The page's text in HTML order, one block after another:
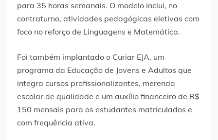
para 35 horas semanais. O modelo inclui, no
contraturno, atividades pedagógicas eletivas com
foco no reforço de Linguagens e Matemática.
Foi também implantado o Curiar EJA, um
programa da Educação de Jovens e Adultos que
integra cursos profissionalizantes, merenda
escolar de qualidade e um auxílio financeiro de R$
150 mensais para os estudantes matriculados e
com frequência ativa.